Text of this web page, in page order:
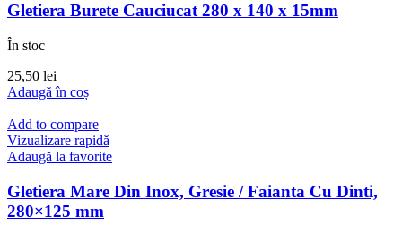
Gletiera Burete Cauciucat 280 x 140 x 15mm
În stoc
25,50 lei
Adaugă în coș
Add to compare
Vizualizare rapidă
Adaugă la favorite
Gletiera Mare Din Inox, Gresie / Faianta Cu Dinti,
280×125 mm